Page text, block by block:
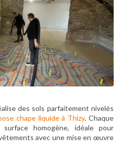
des sols parfaitement nivelés
chape liquide à Thizy. Chaque
homogène, idéale pour
avec une mise en œuvre